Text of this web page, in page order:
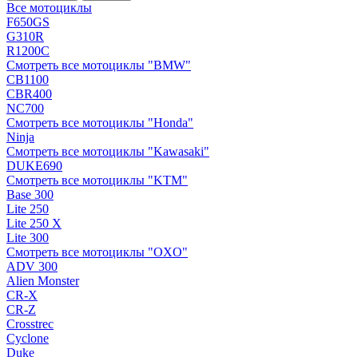
Все мотоциклы
F650GS
G310R
R1200C
Смотреть все мотоциклы "BMW"
CB1100
CBR400
NC700
Смотреть все мотоциклы "Honda"
Ninja
Смотреть все мотоциклы "Kawasaki"
DUKE690
Смотреть все мотоциклы "KTM"
Base 300
Lite 250
Lite 250 X
Lite 300
Смотреть все мотоциклы "OXO"
ADV 300
Alien Monster
CR-X
CR-Z
Crosstrec
Cyclone
Duke